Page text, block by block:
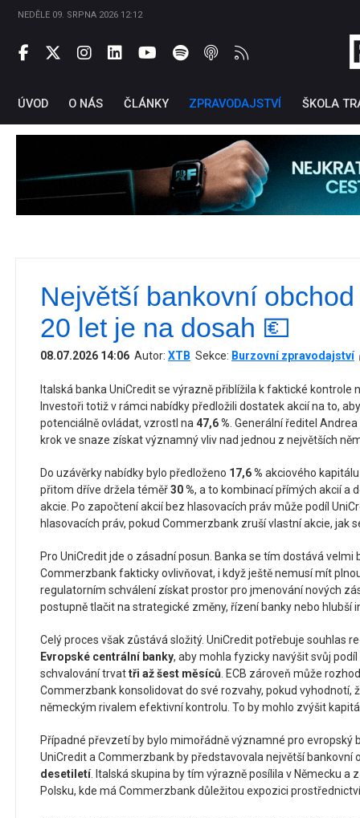
NEDĚLE 09. SRPNA 2026 12:12
ÚVOD O NÁS ČLÁNKY ZPRAVODAJSTVÍ ŠKOLA
Největší bankovní
20 let je na dosah 💶
08.07.2026 14:06 Autor: XTB Sekce: Burzovní zpravodajství
Italská banka UniCredit se výrazně přiblížila k faktické kontrole
Investoři totiž v rámci nabídky předložili dostatek akcií na to,
potenciálně ovládat, vzrostl na47,6 %. Generální ředitel
krok ve snaze získat významný vliv nad jednou z největších
Do uzávěrky nabídky bylo předloženo 17,6 % akciového
přitom dříve držela téměř30 %, a to kombinací přímých akcií a
akcie. Po započtení akcií bez hlasovacích práv může podíl
hlasovacích práv, pokud Commerzbank zruší vlastní akcie, jak
Pro UniCredit jde o zásadní posun. Banka se tím dostává velmi
Commerzbank fakticky ovlivňovat, i když ještě nemusí mít
regulatorním schválení získat prostor pro jmenování nových
postupně tlačit na strategické změny, řízení banky nebo hlubší
Celý proces však zůstává složitý. UniCredit potřebuje souhlas
Evropské centrální banky, aby mohla fyzicky navýšit svůj
schvalování trvattři až šest měsíců. ECB zároveň může
Commerzbank konsolidovat do své rozvahy, pokud vyhodnotí,
německým rivalem efektivní kontrolu. To by mohlo zvýšit
Případné převzetí by bylo mimořádně významné pro evropský
UniCredit a Commerzbank by představovala největší bankovní
desetiletí. Italská skupina by tím výrazně posílila v Německu a
Polsku, kde má Commerzbank důležitou expozici